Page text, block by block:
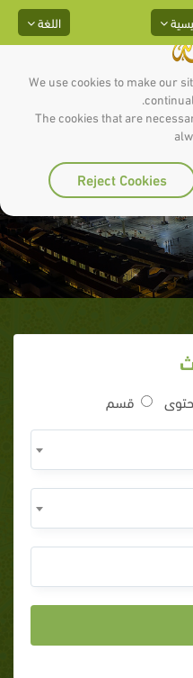
We use cookies to make our
The cookies that are
Reject Cookies
اللغة
الأعْظَم-
قسم